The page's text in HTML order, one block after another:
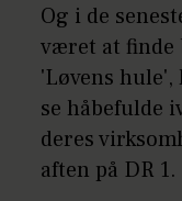
Og i de
været at finde
'Løvens hule',
se håbefulde
deres
aften på DR 1.